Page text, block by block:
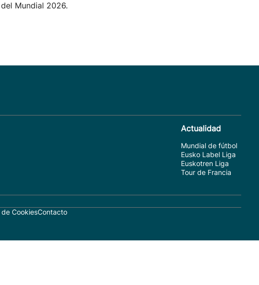
Mundial 2026.
Actualidad
Mundial de fútbol
Eusko Label Liga
Euskotren Liga
Tour de Francia
CookiesContacto